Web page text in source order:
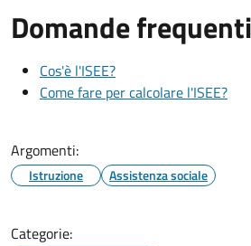
Domande frequenti
Cos'è l'ISEE?
Come fare per calcolare l'ISEE?
Argomenti:
Istruzione Assistenza sociale
Categorie: